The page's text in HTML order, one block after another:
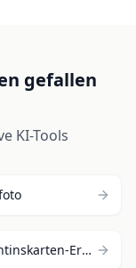
gefallen
KI-Tools
AI Valentinskarten-Ersteller